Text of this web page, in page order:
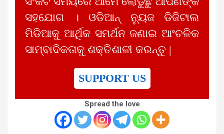
ସହଯୋଗ । ଓଡିଆନ୍ ନ୍ୟୁଜ ଡିଜିଟାଲ
ମିଡିଆକୁ ଆର୍ଥିକ ସମର୍ଥନ ଜଣାଇ ଆଂଚଳିକ
ସାମ୍ବାଦିକତାକୁ ଶକ୍ତିଶାଳୀ କରନ୍ତୁ |
SUPPORT US
Spread the love